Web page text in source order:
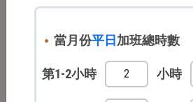
當月份平日加班總時數
第1-2小時 小時